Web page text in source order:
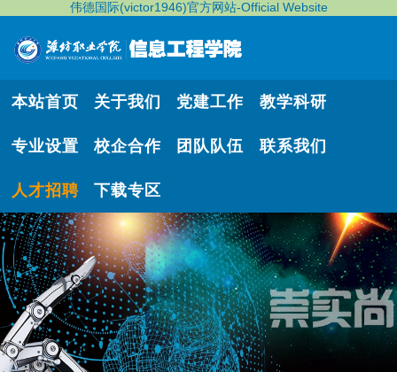
伟德国际(victor1946)官方网站-Official Website
本站首页 关于我们 党建工作 教学科研
专业设置 校企合作 团队队伍 联系我们
人才招聘 下载专区